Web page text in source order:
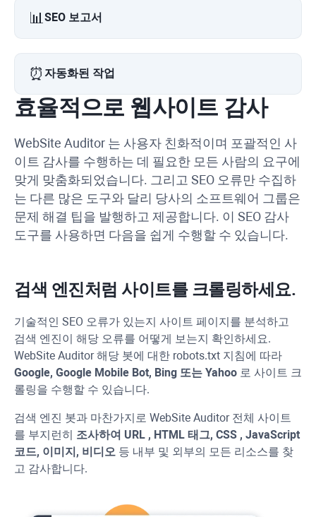
📊 SEO 보고서
⏰ 자동화된 작업
효율적으로 웹사이트 감사
WebSite Auditor 는 사용자 친화적이며 포괄적인 사
이트 감사를 수행하는 데 필요한 모든 사람의 요구에
맞게 맞춤화되었습니다. 그리고 SEO 오류만 수집하
는 다른 많은 도구와 달리 당사의 소프트웨어 그룹은
문제 해결 팁을 발행하고 제공합니다. 이 SEO 감사
도구를 사용하면 다음을 쉽게 수행할 수 있습니다.
검색 엔진처럼 사이트를 크롤링하세요.
기술적인 SEO 오류가 있는지 사이트 페이지를 분석하고
검색 엔진이 해당 오류를 어떻게 보는지 확인하세요.
WebSite Auditor해당 봇에 대한 robots.txt 지침에 따라
Google, Google Mobile Bot, Bing 또는 Yahoo 로 사이트 크
롤링을 수행할 수 있습니다.
검색 엔진 봇과 마찬가지로 WebSite Auditor전체 사이트
를 부지런히 조사하여 URL , HTML 태그, CSS , JavaScript
코드, 이미지, 비디오 등 내부 및 외부의 모든 리소스를 찾
고 감사합니다.